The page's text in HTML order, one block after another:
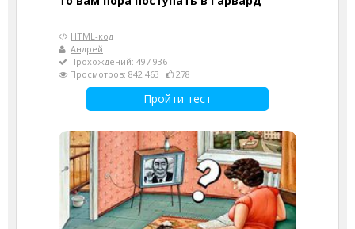
HTML-код
Андрей
Прохождений: 497 936
Просмотров: 842 463
278
Пройти тест